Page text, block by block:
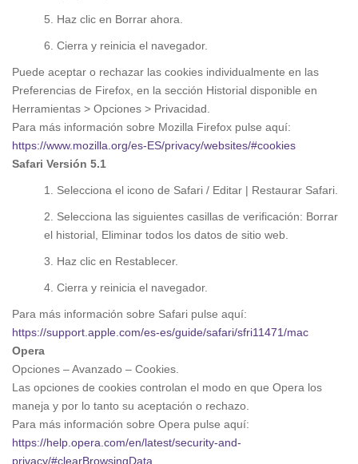
5. Haz clic en Borrar ahora.
6. Cierra y reinicia el navegador.
Puede aceptar o rechazar las cookies individualmente en las
Preferencias de Firefox, en la sección Historial disponible en
Herramientas > Opciones > Privacidad.
Para más información sobre Mozilla Firefox pulse aquí:
https://www.mozilla.org/es-ES/privacy/websites/#cookies
Safari Versión 5.1
1. Selecciona el icono de Safari / Editar | Restaurar Safari.
2. Selecciona las siguientes casillas de verificación: Borrar
el historial, Eliminar todos los datos de sitio web.
3. Haz clic en Restablecer.
4. Cierra y reinicia el navegador.
Para más información sobre Safari pulse aquí:
https://support.apple.com/es-es/guide/safari/sfri11471/mac
Opera
Opciones – Avanzado – Cookies.
Las opciones de cookies controlan el modo en que Opera los
maneja y por lo tanto su aceptación o rechazo.
Para más información sobre Opera pulse aquí:
https://help.opera.com/en/latest/security-and-
privacy/#clearBrowsingData